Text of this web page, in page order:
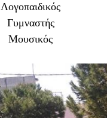
Λογοπαιδικός
Γυμναστής
Μουσικός